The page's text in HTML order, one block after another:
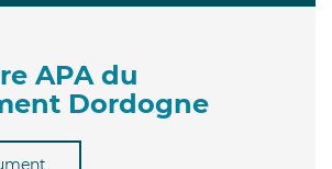
APA du
Dordogne